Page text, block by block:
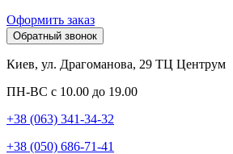
Оформить заказ
Обратный звонок
Киев, ул. Драгоманова, 29 ТЦ Центрум
ПН-ВС с 10.00 до 19.00
+38 (063) 341-34-32
+38 (050) 686-71-41